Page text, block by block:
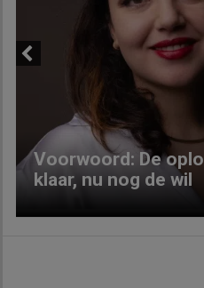
Voorwoord: De
klaar, nu nog de wil